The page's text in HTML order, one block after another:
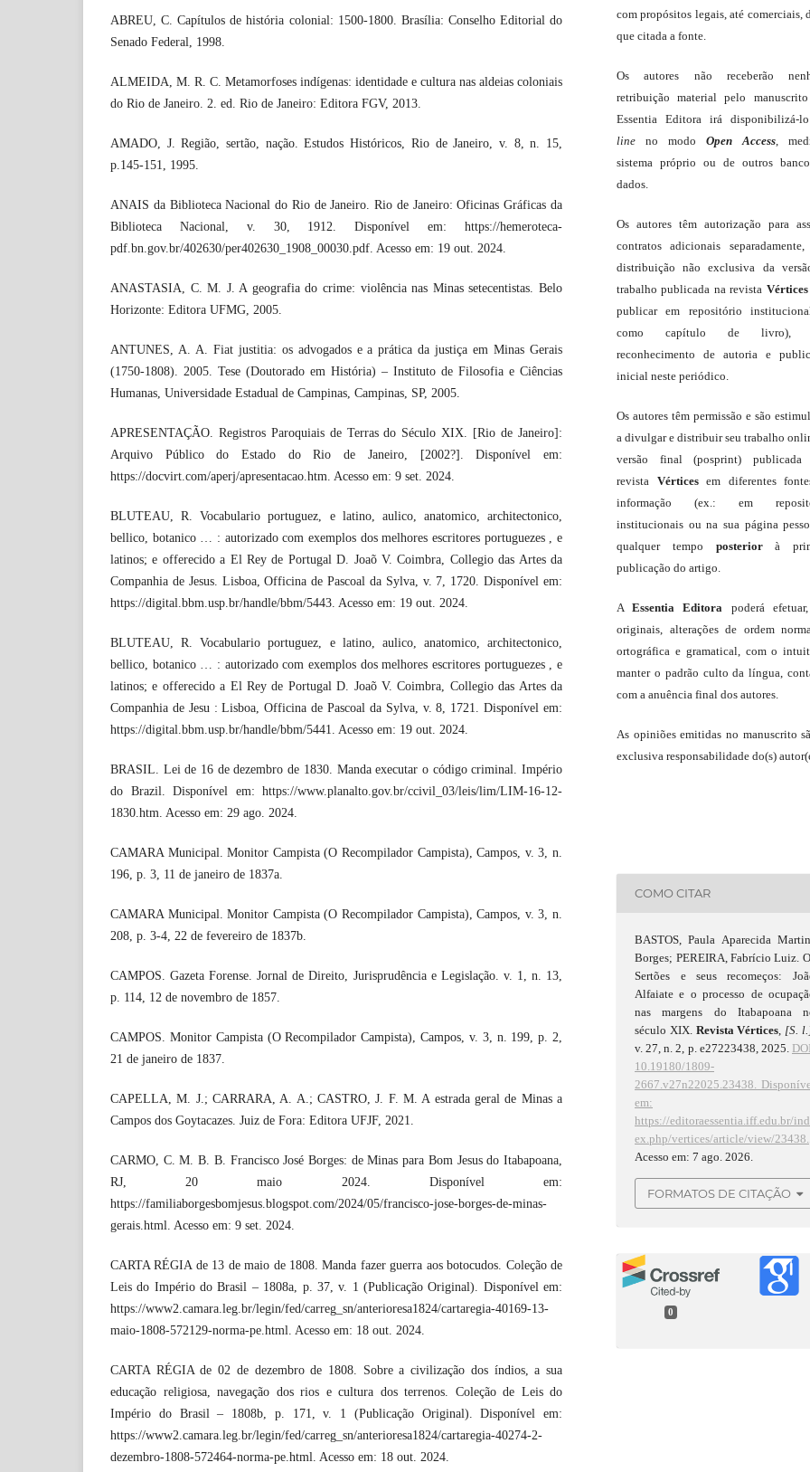
ABREU, C. Capítulos de história colonial: 1500-1800. Brasília: Conselho Editorial do
Senado Federal, 1998.
ALMEIDA, M. R. C. Metamorfoses indígenas: identidade e cultura nas aldeias coloniais
do Rio de Janeiro. 2. ed. Rio de Janeiro: Editora FGV, 2013.
AMADO, J. Região, sertão, nação. Estudos Históricos, Rio de Janeiro, v. 8, n. 15,
p.145-151, 1995.
ANAIS da Biblioteca Nacional do Rio de Janeiro. Rio de Janeiro: Oficinas Gráficas da
Biblioteca Nacional, v. 30, 1912. Disponível em: https://hemeroteca-
pdf.bn.gov.br/402630/per402630_1908_00030.pdf. Acesso em: 19 out. 2024.
ANASTASIA, C. M. J. A geografia do crime: violência nas Minas setecentistas. Belo
Horizonte: Editora UFMG, 2005.
ANTUNES, A. A. Fiat justitia: os advogados e a prática da justiça em Minas Gerais
(1750-1808). 2005. Tese (Doutorado em História) – Instituto de Filosofia e Ciências
Humanas, Universidade Estadual de Campinas, Campinas, SP, 2005.
APRESENTAÇÃO. Registros Paroquiais de Terras do Século XIX. [Rio de Janeiro]:
Arquivo Público do Estado do Rio de Janeiro, [2002?]. Disponível em:
https://docvirt.com/aperj/apresentacao.htm. Acesso em: 9 set. 2024.
BLUTEAU, R. Vocabulario portuguez, e latino, aulico, anatomico, architectonico,
bellico, botanico … : autorizado com exemplos dos melhores escritores portuguezes , e
latinos; e offerecido a El Rey de Portugal D. Joaõ V. Coimbra, Collegio das Artes da
Companhia de Jesus. Lisboa, Officina de Pascoal da Sylva, v. 7, 1720. Disponível em:
https://digital.bbm.usp.br/handle/bbm/5443. Acesso em: 19 out. 2024.
BLUTEAU, R. Vocabulario portuguez, e latino, aulico, anatomico, architectonico,
bellico, botanico … : autorizado com exemplos dos melhores escritores portuguezes , e
latinos; e offerecido a El Rey de Portugal D. Joaõ V. Coimbra, Collegio das Artes da
Companhia de Jesu : Lisboa, Officina de Pascoal da Sylva, v. 8, 1721. Disponível em:
https://digital.bbm.usp.br/handle/bbm/5441. Acesso em: 19 out. 2024.
BRASIL. Lei de 16 de dezembro de 1830. Manda executar o código criminal. Império
do Brazil. Disponível em: https://www.planalto.gov.br/ccivil_03/leis/lim/LIM-16-12-
1830.htm. Acesso em: 29 ago. 2024.
CAMARA Municipal. Monitor Campista (O Recompilador Campista), Campos, v. 3, n.
196, p. 3, 11 de janeiro de 1837a.
CAMARA Municipal. Monitor Campista (O Recompilador Campista), Campos, v. 3, n.
208, p. 3-4, 22 de fevereiro de 1837b.
CAMPOS. Gazeta Forense. Jornal de Direito, Jurisprudência e Legislação. v. 1, n. 13,
p. 114, 12 de novembro de 1857.
CAMPOS. Monitor Campista (O Recompilador Campista), Campos, v. 3, n. 199, p. 2,
21 de janeiro de 1837.
CAPELLA, M. J.; CARRARA, A. A.; CASTRO, J. F. M. A estrada geral de Minas a
Campos dos Goytacazes. Juiz de Fora: Editora UFJF, 2021.
CARMO, C. M. B. B. Francisco José Borges: de Minas para Bom Jesus do Itabapoana,
RJ, 20 maio 2024. Disponível em:
https://familiaborgesbomjesus.blogspot.com/2024/05/francisco-jose-borges-de-minas-
gerais.html. Acesso em: 9 set. 2024.
CARTA RÉGIA de 13 de maio de 1808. Manda fazer guerra aos botocudos. Coleção de
Leis do Império do Brasil – 1808a, p. 37, v. 1 (Publicação Original). Disponível em:
https://www2.camara.leg.br/legin/fed/carreg_sn/anterioresa1824/cartaregia-40169-13-
maio-1808-572129-norma-pe.html. Acesso em: 18 out. 2024.
CARTA RÉGIA de 02 de dezembro de 1808. Sobre a civilização dos índios, a sua
educação religiosa, navegação dos rios e cultura dos terrenos. Coleção de Leis do
Império do Brasil – 1808b, p. 171, v. 1 (Publicação Original). Disponível em:
https://www2.camara.leg.br/legin/fed/carreg_sn/anterioresa1824/cartaregia-40274-2-
dezembro-1808-572464-norma-pe.html. Acesso em: 18 out. 2024.
com propósitos legais, até comerciais,
que citada a fonte.
Os autores não receberão
retribuição material pelo
Essentia Editora irá disponibilizá-lo
line no modo Open Access ,
sistema próprio ou de outros
dados.
Os autores têm autorização para
contratos adicionais separadamente,
distribuição não exclusiva da
trabalho publicada na revista Vértices
publicar em repositório
como capítulo de livro),
reconhecimento de autoria e
inicial neste periódico.
Os autores têm permissão e são
a divulgar e distribuir seu trabalho
versão final (posprint) publicada
revista Vérticesem diferentes
informação (ex.: em
institucionais ou na sua página
qualquer tempo posteriorà
publicação do artigo.
AEssentia Editora poderá
originais, alterações de ordem
ortográfica e gramatical, com o
manter o padrão culto da língua,
com a anuência final dos autores.
As opiniões emitidas no manuscrito
exclusiva responsabilidade do(s)
COMO CITAR
BASTOS, Paula Aparecida
Borges; PEREIRA, Fabrício Luiz.
Sertões e seus recomeços:
Alfaiate e o processo de
nas margens do Itabapoana
século XIX. Revista Vértices [S.
v. 27, n. 2, p. e27223438, 2025.
10.19180/1809-
2667.v27n22025.23438.
em:
https://editoraessentia.iff.edu.br/ind
ex.php/vertices/article/view/23438.
Acesso em: 7 ago. 2026.
FORMATOS DE CITAÇÃO
0